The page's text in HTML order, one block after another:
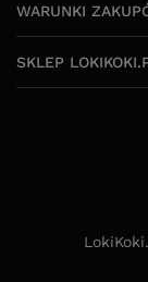
WARUNKI
SKLEP